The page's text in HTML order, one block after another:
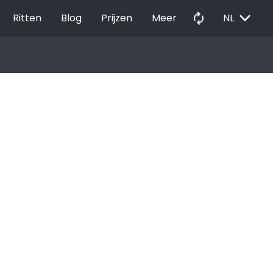
Ritten Blog Prijzen Meer autorenew NL EXPAND_MORE